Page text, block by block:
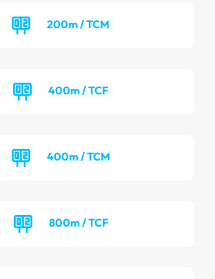
200m / TCM
400m / TCF
400m / TCM
800m / TCF